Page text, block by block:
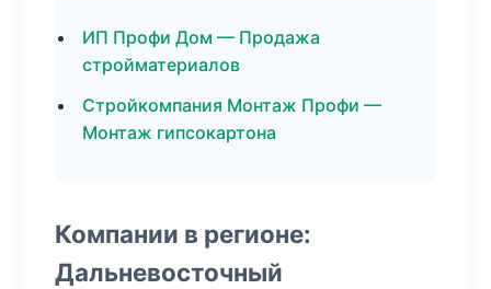
ИП Профи Дом — Продажа
стройматериалов
Стройкомпания Монтаж Профи —
Монтаж гипсокартона
Компании в регионе:
Дальневосточный